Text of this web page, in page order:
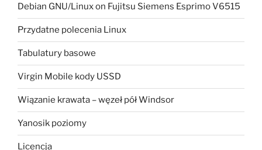
Debian GNU/Linux on Fujitsu Siemens Esprimo V6515
Przydatne polecenia Linux
Tabulatury basowe
Virgin Mobile kody USSD
Wiązanie krawata – węzeł pół Windsor
Yanosik poziomy
Licencja